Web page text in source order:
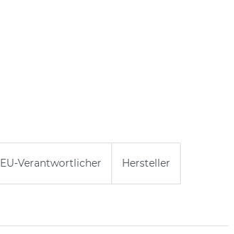
EU-Verantwortlicher Hersteller